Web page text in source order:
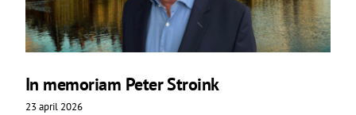
In memoriam Peter Stroink
23 april 2026